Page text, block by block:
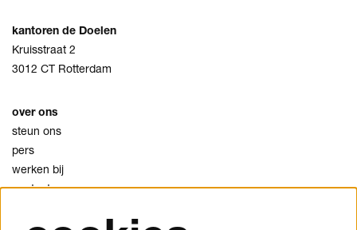
kantoren de Doelen
Kruisstraat 2
3012 CT Rotterdam
over ons
steun ons
pers
werken bij
contact
privacy